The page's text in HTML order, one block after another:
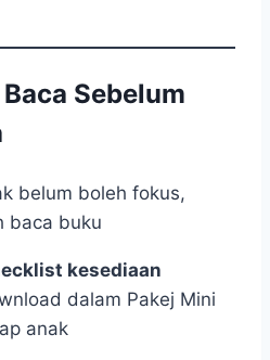
Sebelum
belum boleh fokus,
baca buku
kesediaan
dalam Pakej Mini
anak